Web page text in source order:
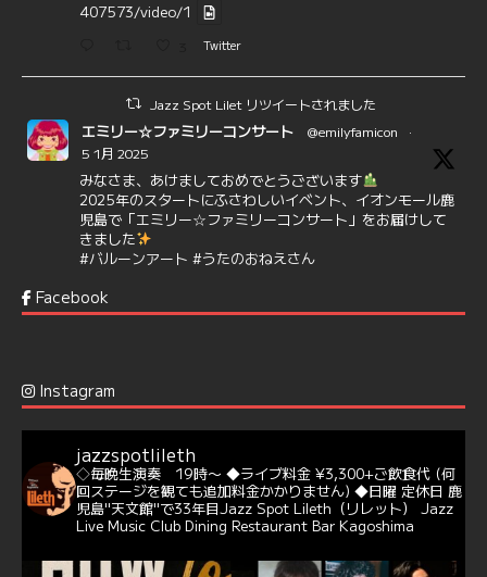
407573/video/1
Twitter
Jazz Spot Lilet リツイートされました
エミリー☆ファミリーコンサート @emilyfamicon
·
5 1月 2025
みなさま、あけましておめでとうございます
2025年のスタートにふさわしいイベント、イオンモール鹿
児島で「エミリー☆ファミリーコンサート」をお届けして
きました
#バルーンアート #うたのおねえさん
6 7
@delightful_gang
バー♪♬
当店での演奏シーンもご覧いただけます❣❣
#天文館ミリオネーション #ジャミラ #クリスマスソング
https://youtu.be/2lhypP4KWc4?si=CEbY-wEg5HDc_iEv
6 Twitter
Facebook
Instagram
jazzspotlileth
◇毎晩生演奏 19時〜 ◆ライブ料金 ¥3,300+ご飲食代 (何
回ステージを観ても追加料金かかりません) ◆日曜 定休日 鹿
児島"天文館"で33年目Jazz Spot Lileth（リレット）
Jazz
Live Music Club Dining Restaurant Bar Kagoshima